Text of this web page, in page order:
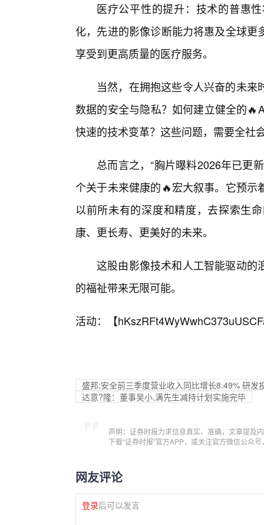
医疗公平性的提升：技术的普惠
化，先进的影像诊断能力将惠及全球
享受到更高质量的医疗服务。
当然，在拥抱这些令人兴奋的未
数据的安全与隐私？如何建立健全的
快速的技术变革？这些问题，需要全社
总而言之，“胸片曝料2026年已更
个关于未来健康的🔥宏大叙事。它预
以前所未有的深度和精度，去探索生
康、更长寿、更美好的未来。
这股由影像技术和人工智能驱动的
的福祉带来无限可能。
活动：【
盛邦;安全前三季度营业收入同比增长8.49% 研发
达意?隆：董事吴小,满先生减持计划实施完毕
声明：证券时报力求信息真实、准确，文章提及
下载“证券时报”官方APP，或关注官方微信公众
网友评论
登录后可以发言